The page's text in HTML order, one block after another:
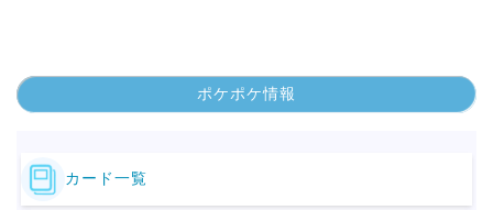
ポケポケ情報
カード一覧